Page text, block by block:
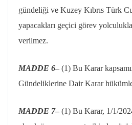
gündeliği ve Kuzey Kıbrıs Türk
yapacakları geçici görev
verilmez.
MADDE 6– (1) Bu Karar
Gündeliklerine Dair Karar
MADDE 7– (1) Bu Karar, 1/1/